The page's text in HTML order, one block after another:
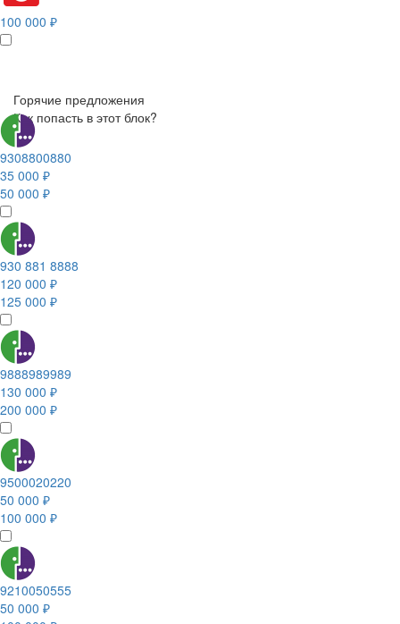
100 000 ₽
Горячие предложения
Как попасть в этот блок?
9308800880
35 000 ₽
50 000 ₽
930 881 8888
120 000 ₽
125 000 ₽
9888989989
130 000 ₽
200 000 ₽
9500020220
50 000 ₽
100 000 ₽
9210050555
50 000 ₽